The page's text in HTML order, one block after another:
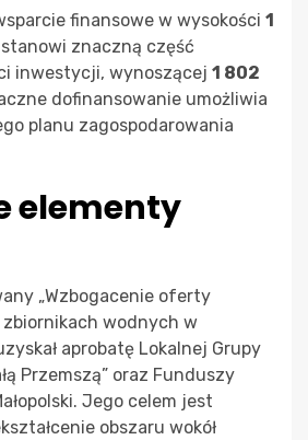
finansowe w wysokości 1
stanowi znaczną część
inwestycji, wynoszącej 1 802
dofinansowanie umożliwia
planu zagospodarowania
elementy
„Wzbogacenie oferty
wodnych w
aprobatę Lokalnej Grupy
Przemszą” oraz Funduszy
Jego celem jest
obszaru wokół